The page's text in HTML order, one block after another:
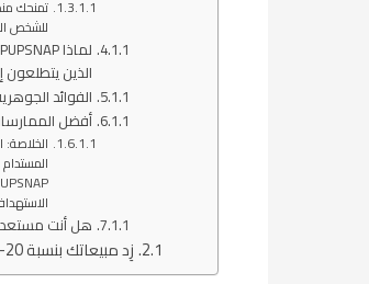
للشخص
الذين
الفوائد
أفضل
هل أنت مستعد
زِد مبيعاتك بنسبة 20-30% مع النوافذ الذكية